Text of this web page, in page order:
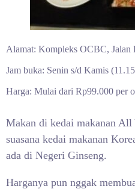
Alamat: Kompleks OCBC, Jalan
Jam buka: Senin s/d Kamis
Harga: Mulai dari Rp99.000 per
Makan di kedai makanan All
suasana kedai makanan
ada di Negeri Ginseng.
Harganya pun nggak